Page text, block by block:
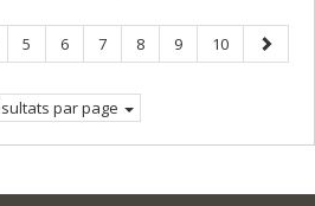
Page
5 Page
6 Page
7 Page
8 Page
9 Page
10
Page
par page